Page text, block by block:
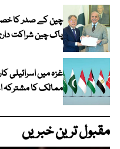
چین کے صدر کا
پاک چین شراکت
ممالک کا مشترکہ
مقبول ترین خبریں